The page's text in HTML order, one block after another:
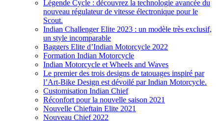
Légende Cycle : découvrez la technologie avancée du
nouveau régulateur de vitesse électronique pour le
Scout.
Indian Challenger Elite 2023 : un modèle très exclusif,
un style incomparable
Baggers Elite d’Indian Motorcycle 2022
Formation Indian Motorcycle
Indian Motorcycle et Wheels and Waves
Le premier des trois designs de tatouages inspiré par
l’Art-Bike Design est dévoilé par Indian Motorcycle.
Customisation Indian Chief
Réconfort pour la nouvelle saison 2021
Nouvelle Chieftain Elite 2021
Nouveau Chief 2022